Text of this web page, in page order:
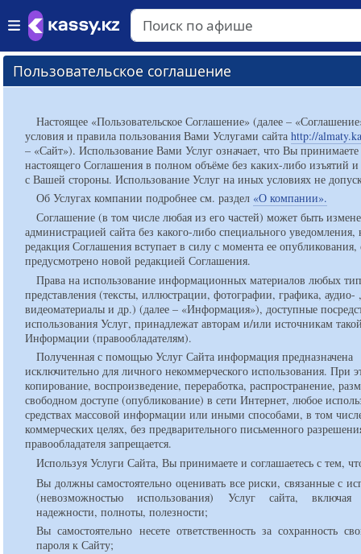
Пользовательское соглашение
Настоящее «Пользовательское Соглашение» (далее –
условия и правила пользования Вами Услугами сайтаhttp://
– «Сайт»). Использование Вами Услуг означает, что Вы принимаете
настоящего Соглашения в полном объёме без каких-либо изъятий
с Вашей стороны. Использование Услуг на иных условиях не
Об Услугах компании подробнее см. раздел «О компании».
Соглашение (в том числе любая из его частей) может быть
администрацией сайта без какого-либо специального уведомления,
редакция Соглашения вступает в силу с момента ее
предусмотрено новой редакцией Соглашения.
Права на использование информационных материалов любых
представления (тексты, иллюстрации, фотографии, графика, аудио-
видеоматериалы и др.) (далее – «Информация»), доступные
использования Услуг, принадлежат авторам и/или источникам
Информации (правообладателям).
Полученная с помощью Услуг Сайта информация предназначена
исключительно для личного некоммерческого использования. При
копирование, воспроизведение, переработка, распространение,
свободном доступе (опубликование) в сети Интернет, любое
средствах массовой информации или иными способами, в том
коммерческих целях, без предварительного письменного
правообладателя запрещается.
Используя Услуги Сайта, Вы принимаете и соглашаетесь с тем,
Вы должны самостоятельно оценивать все риски, связанные с
(невозможностью использования) Услуг сайта,
надежности, полноты, полезности;
Вы самостоятельно несете ответственность за сохранность
пароля к Сайту;